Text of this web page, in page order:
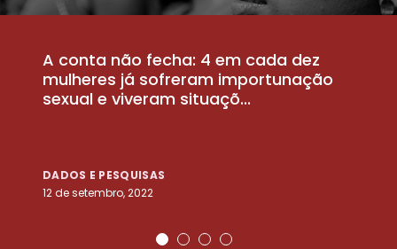
A conta não fecha: 4 em cada dez
mulheres já sofreram importunação
sexual e viveram situaçõ...
DADOS E PESQUISAS
12 de setembro, 2022